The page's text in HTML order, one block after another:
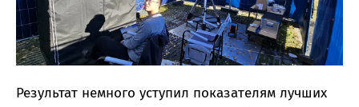
Результат немного уступил показателям лучших